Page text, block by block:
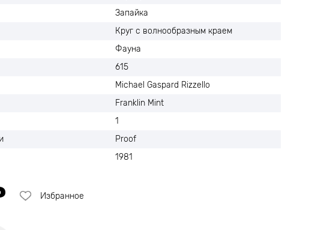
Запайка
Круг с волнообразным краем
Фауна
615
Michael Gaspard Rizzello
Franklin Mint
1
Proof
1981
Избранное